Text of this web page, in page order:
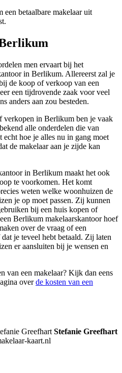
een betaalbare makelaar uit
men ervaart bij het
in Berlikum. Allereerst zal je
de koop of verkoop van een
een tijdrovende zaak voor veel
anders aan zou besteden.
verkopen in Berlikum ben je vaak
alle onderdelen die van
hoe je alles nu in gang moet
de makelaar aan je zijde kan
in Berlikum maakt het ook
te voorkomen. Het komt
weten welke woonhuizen de
je op moet passen. Zij kunnen
bij een huis kopen of
Berlikum makelaarskantoor hoef
over de vraag of een
je teveel hebt betaald. Zij laten
er aansluiten bij je wensen en
van een makelaar? Kijk dan eens
overde kosten van een
Stefanie Greefhart
kaart.nl